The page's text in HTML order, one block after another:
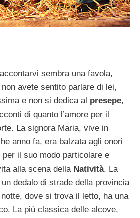
sembra una favola,
avete sentito parlare di lei,
e non si dedica al presepe,
di quanto l’amore per il
La signora Maria, vive in
anno fa, era balzata agli onori
il suo modo particolare e
alla scena della Natività. La
dedalo di strade della provincia
dove si trova il letto, ha una
La più classica delle alcove,